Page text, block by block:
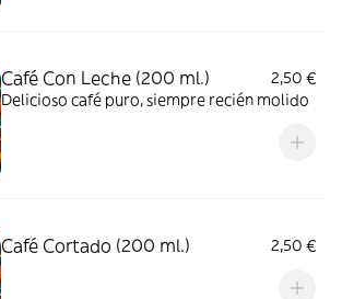
Café Con Leche (200 ml.)
2,50 €
Delicioso café puro, siempre recién molido
Café Cortado (200 ml.) 2,50 €